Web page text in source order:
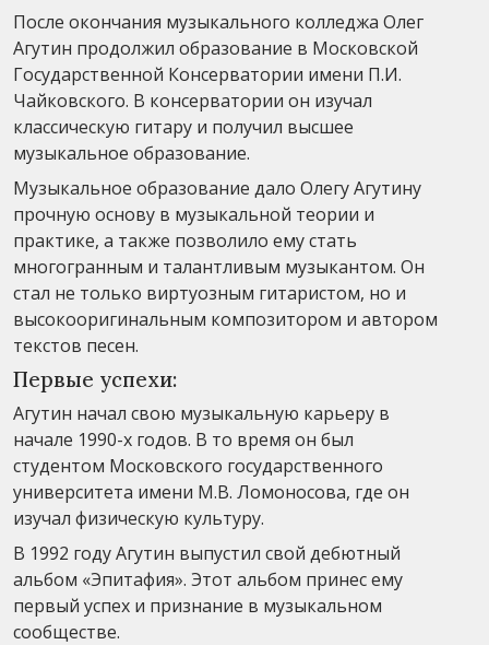
После окончания музыкального колледжа Олег
Агутин продолжил образование в Московской
Государственной Консерватории имени П.И.
Чайковского. В консерватории он изучал
классическую гитару и получил высшее
музыкальное образование.
Музыкальное образование дало Олегу Агутину
прочную основу в музыкальной теории и
практике, а также позволило ему стать
многогранным и талантливым музыкантом. Он
стал не только виртуозным гитаристом, но и
высокооригинальным композитором и автором
текстов песен.
Первые успехи:
Агутин начал свою музыкальную карьеру в
начале 1990-х годов. В то время он был
студентом Московского государственного
университета имени М.В. Ломоносова, где он
изучал физическую культуру.
В 1992 году Агутин выпустил свой дебютный
альбом «Эпитафия». Этот альбом принес ему
первый успех и признание в музыкальном
сообществе.